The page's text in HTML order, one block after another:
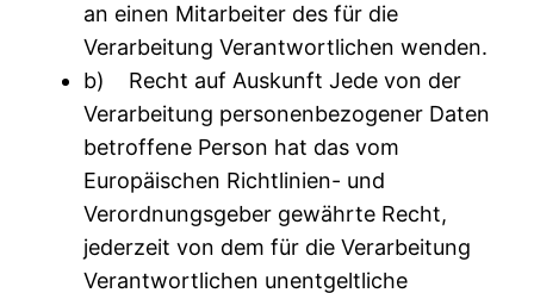
an einen Mitarbeiter des für die
Verarbeitung Verantwortlichen wenden.
b) Recht auf Auskunft Jede von der
Verarbeitung personenbezogener Daten
betroffene Person hat das vom
Europäischen Richtlinien- und
Verordnungsgeber gewährte Recht,
jederzeit von dem für die Verarbeitung
Verantwortlichen unentgeltliche